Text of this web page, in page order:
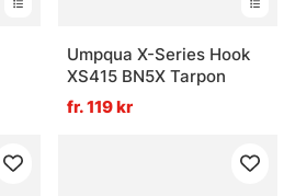
Umpqua X-Series Hook
XS415 BN5X Tarpon
fr. 119 kr